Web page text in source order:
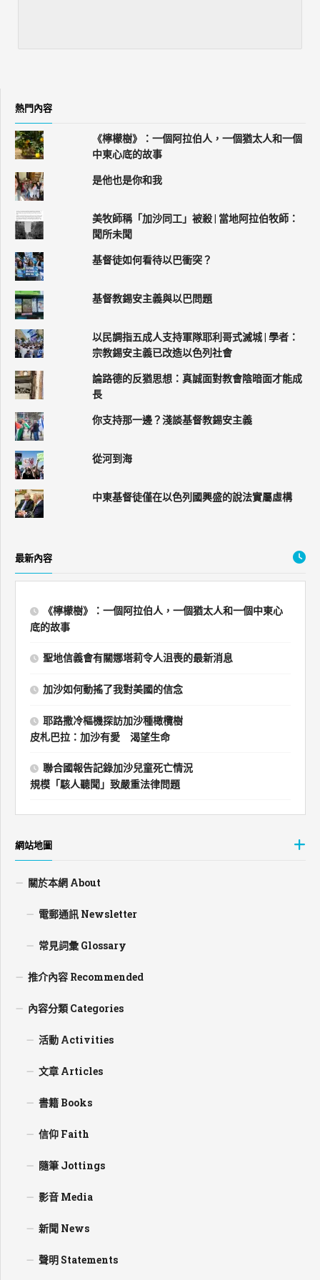
熱門內容
《檸檬樹》：一個阿拉伯人，一個猶太人和一個
中東心底的故事
是他也是你和我
美牧師稱「加沙同工」被殺 | 當地阿拉伯牧師：
聞所未聞
基督徒如何看待以巴衝突？
基督教錫安主義與以巴問題
以民調指五成人支持軍隊耶利哥式滅城 | 學者：
宗教錫安主義已改造以色列社會
論路德的反猶思想：真誠面對教會陰暗面才能成
長
你支持那一邊？淺談基督教錫安主義
從河到海
中東基督徒僅在以色列國興盛的說法實屬虛構
最新內容
《檸檬樹》：一個阿拉伯人，一個猶太人和一個中東心
底的故事
聖地信義會有關娜塔莉令人沮喪的最新消息
加沙如何動搖了我對美國的信念
耶路撒冷樞機探訪加沙種橄欖樹
皮札巴拉：加沙有愛 渴望生命
聯合國報告記錄加沙兒童死亡情況
規模「駭人聽聞」致嚴重法律問題
網站地圖
關於本網 About
電郵通訊 Newsletter
常見詞彙 Glossary
推介內容 Recommended
內容分類 Categories
活動 Activities
文章 Articles
書籍 Books
信仰 Faith
隨筆 Jottings
影音 Media
新聞 News
聲明 Statements